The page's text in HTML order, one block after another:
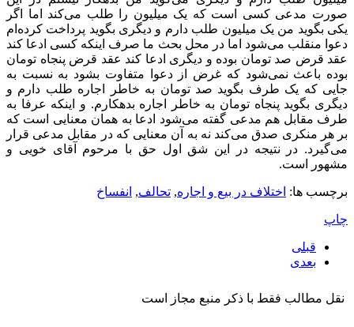
صورت مدعی کسی است که یک میلیون را طلب می‌کند اما اگر
یکی بگوید من یک میلیون طلب دارم و دیگری بگوید پرداخت کرده‌ام
دعوا منقلب می‌شود اما در محل بحث ما صرف اینکه کسی ادعا کند
عقد قرض صد تومان بوده و دیگری ادعا کند عقد قرض پنجاه تومان
بوده باعث نمی‌شود که غرض از دعوا متفاوت بشود به نسبت به
جایی که یک طرف بگوید صد تومان به خاطر اجاره طلب دارم و
دیگری بگوید پنجاه تومان به خاطر اجاره بدهکارم. و اینکه عرفا به
طرف مقابل هم مدعی گفته می‌شود ادعا به همان معنایی است که
بر هر منکری صدق می‌کند نه به آن معنایی که در مقابل مدعی قرار
می‌گیرد. در نتیجه در این شق اول حق با مرحوم آقای خویی و
مشهور است.
برچسب ها: اختلاف در بیع و اجاره, تحالف, انفساخ
چاپ
قبلی
بعدی
نقل مطالب فقط با ذکر منبع مجاز است